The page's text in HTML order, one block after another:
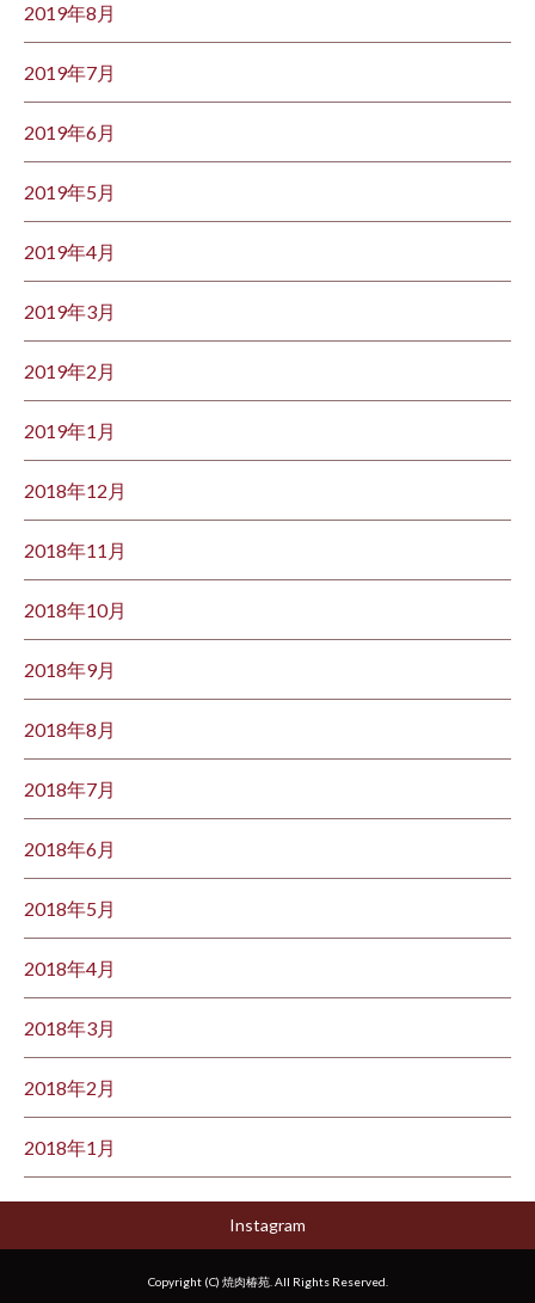
2019年8月
2019年7月
2019年6月
2019年5月
2019年4月
2019年3月
2019年2月
2019年1月
2018年12月
2018年11月
2018年10月
2018年9月
2018年8月
2018年7月
2018年6月
2018年5月
2018年4月
2018年3月
2018年2月
2018年1月
Instagram
Copyright (C) 焼肉椿苑. All Rights Reserved.